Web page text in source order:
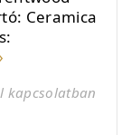
Ceramica
kapcsolatban